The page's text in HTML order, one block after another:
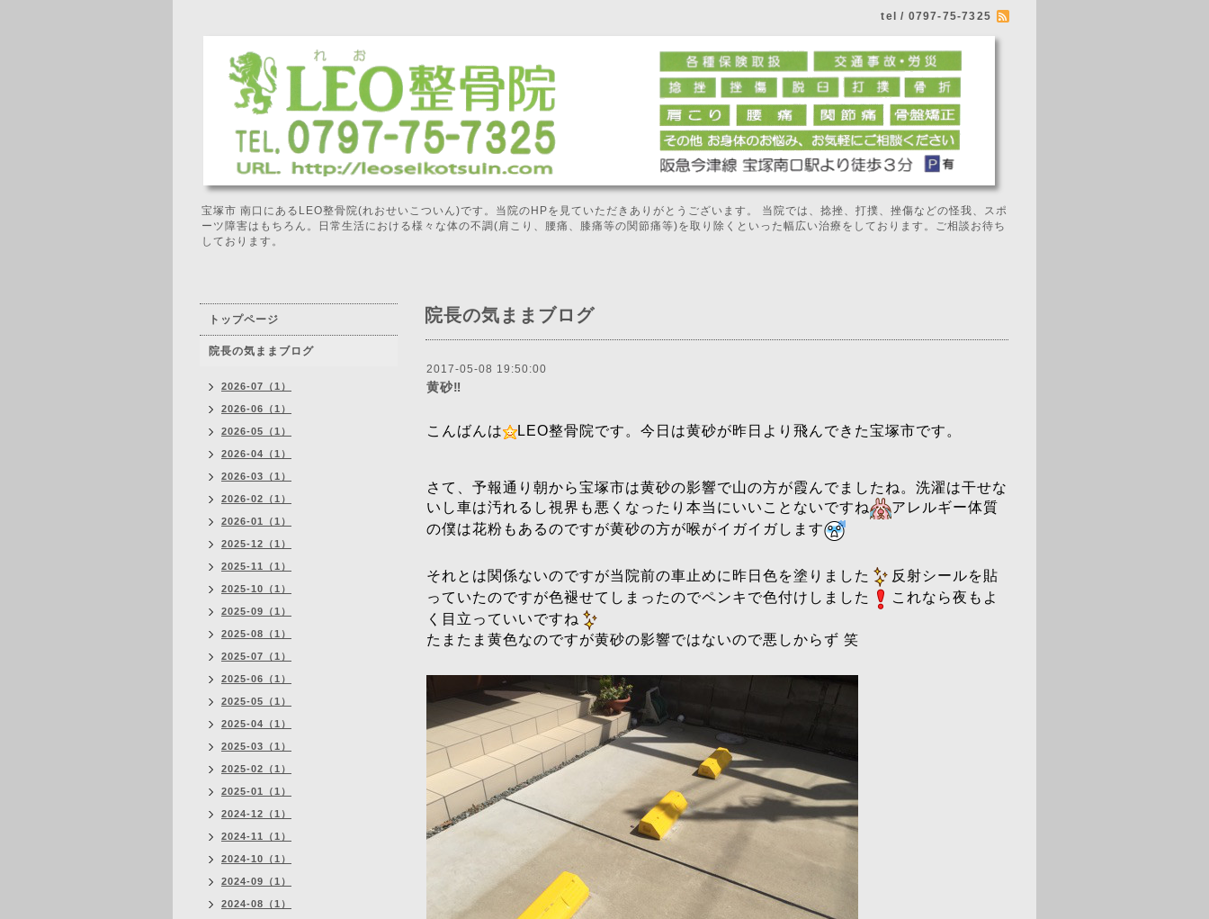
tel / 0797-75-7325
宝塚市 南口にあるLEO整骨院(れおせいこついん)です。当院のHPを見ていただきありがとうございます。 当院では、捻挫、打撲、挫傷などの怪我、スポ
ーツ障害はもちろん。日常生活における様々な体の不調(肩こり、腰痛、膝痛等の関節痛等)を取り除くといった幅広い治療をしております。ご相談お待ち
しております。
院長の気ままブログ
2017-05-08 19:50:00
黄砂‼️
こんばんは LEO整骨院です。今日は黄砂が昨日より飛んできた宝塚市です。
さて、予報通り朝から宝塚市は黄砂の影響で山の方が霞んでましたね。洗濯は干せな
いし車は汚れるし視界も悪くなったり本当にいいことないですね
アレルギー体質
の僕は花粉もあるのですが黄砂の方が喉がイガイガします
それとは関係ないのですが当院前の車止めに昨日色を塗りました
反射シールを貼
っていたのですが色褪せてしまったのでペンキで色付けしました
これなら夜もよ
く目立っていいですね
たまたま黄色なのですが黄砂の影響ではないので悪しからず 笑
トップページ
院長の気ままブログ
2026-07（1）
2026-06（1）
2026-05（1）
2026-04（1）
2026-03（1）
2026-02（1）
2026-01（1）
2025-12（1）
2025-11（1）
2025-10（1）
2025-09（1）
2025-08（1）
2025-07（1）
2025-06（1）
2025-05（1）
2025-04（1）
2025-03（1）
2025-02（1）
2025-01（1）
2024-12（1）
2024-11（1）
2024-10（1）
2024-09（1）
2024-08（1）